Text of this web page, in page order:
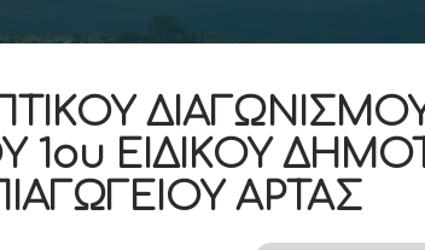
ΔΙΑΓΩΝΙΣΜΟΥ
ΕΙΔΙΚΟΥ
ΑΡΤΑΣ